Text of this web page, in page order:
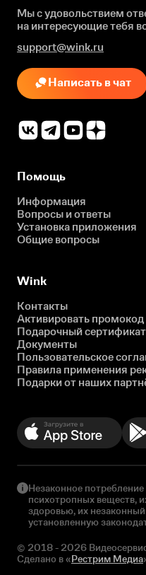
Мы с удовольствием
на интересующиетебя
support@wink.ru
Написать в чат
Помощь
Информация
Вопросы и ответы
Установка приложения
Общие вопросы
Wink
Контакты
Активировать промокод
Подарочный сертификат
Документы
Пользовательское
Правила применения
Подарки от наших
Незаконное потребление
психотропных веществ,
здоровью, их
установленную
© 2018 - 2026
Сделано в «Рестрим Медиа